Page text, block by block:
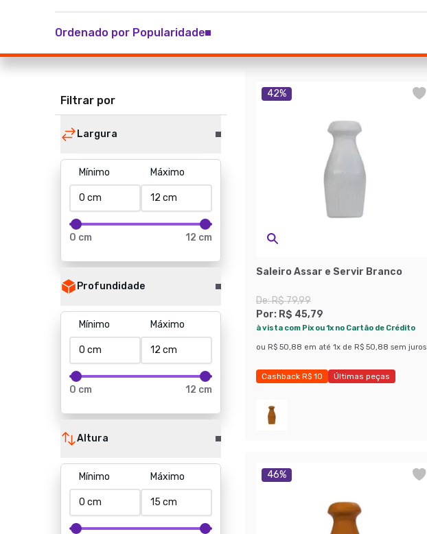
Ordenado por Popularidade
Filtrar por
Largura
Mínimo Máximo
0 cm 12 cm
Profundidade
Mínimo Máximo
0 cm 12 cm
Altura
Mínimo Máximo
42%
Saleiro Assar e Servir Branco
De:R$ 79,99
Por: R$ 45,79
à vista com Pix ou 1x no Cartão de Crédito
ou R$ 50,88 em até 1x de R$ 50,88 sem juros
Cashback R$ 10
Últimas peças
46%